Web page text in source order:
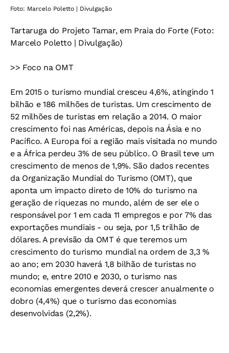
Foto: Marcelo Poletto | Divulgação
Tartaruga do Projeto Tamar, em Praia do Forte (Foto:
Marcelo Poletto | Divulgação)
>> Foco na OMT
Em 2015 o turismo mundial cresceu 4,6%, atingindo 1
bilhão e 186 milhões de turistas. Um crescimento de
52 milhões de turistas em relação a 2014. O maior
crescimento foi nas Américas, depois na Ásia e no
Pacífico. A Europa foi a região mais visitada no mundo
e a África perdeu 3% de seu público. O Brasil teve um
crescimento de menos de 1,9%. São dados recentes
da Organização Mundial do Turismo (OMT), que
aponta um impacto direto de 10% do turismo na
geração de riquezas no mundo, além de ser ele o
responsável por 1 em cada 11 empregos e por 7% das
exportações mundiais - ou seja, por 1,5 trilhão de
dólares. A previsão da OMT é que teremos um
crescimento do turismo mundial na ordem de 3,3 %
ao ano; em 2030 haverá 1,8 bilhão de turistas no
mundo; e, entre 2010 e 2030, o turismo nas
economias emergentes deverá crescer anualmente o
dobro (4,4%) que o turismo das economias
desenvolvidas (2,2%).